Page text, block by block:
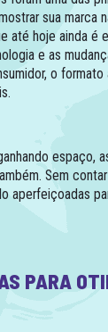
sua marca
até hoje ainda é
e as
o
espaço,
Sem
aperfeiçoadas
PARA